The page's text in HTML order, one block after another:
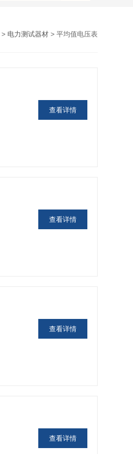
> 电力测试器材 > 平均值电压表
查看详情
查看详情
查看详情
查看详情